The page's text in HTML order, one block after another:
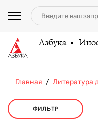
Азбука
Главная Литература
ФИЛЬТР